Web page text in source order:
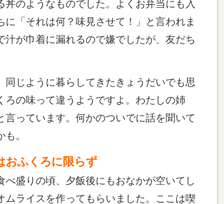
丼のようなものでした。よくお弁当にも入
に「それは何？味見させて！」と言われま
汁が巾着に漏れるので嫌でしたが、友だち
同じように暮らしてきたきょうだいでも思
ろの味って違うようですよ。わたしの姉
言っています。何かのついでに話を聞いて
。
ふくろに限らず
べ盛りの頃、夕飯後にもおなかが空いてし
ムライスを作ってもらいました。ここは喫